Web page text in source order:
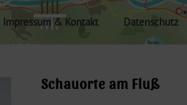
Impressum & Kontakt Datenschutz
Schauorte am Fluß